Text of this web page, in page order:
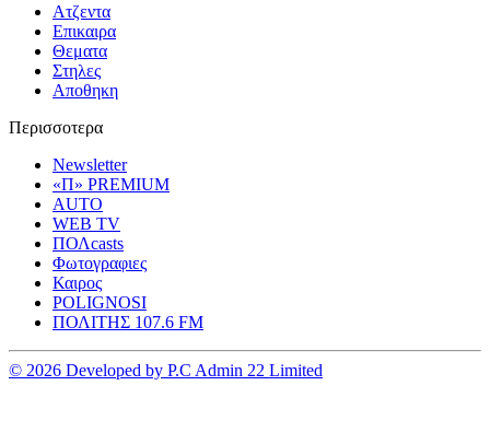
Ατζεντα
Επικαιρα
Θεματα
Στηλες
Αποθηκη
Περισσοτερα
Newsletter
«Π» PREMIUM
AUTO
WEB TV
ΠΟΛcasts
Φωτογραφιες
Καιρος
POLIGNOSI
ΠΟΛΙΤΗΣ 107.6 FM
© 2026 Developed by P.C Admin 22 Limited